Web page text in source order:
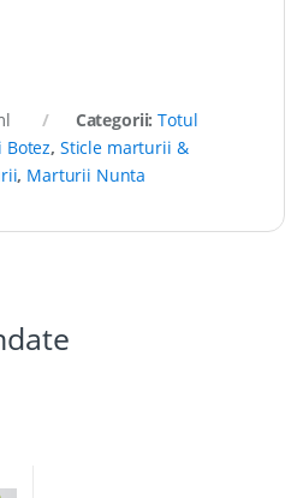
Categorii:Totul
, Sticle marturii &
, Marturii Nunta